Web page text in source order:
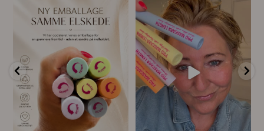
🌿 Ny emballage – samme
mascara, du elsker 💗
...
11
For første gang har vi samlet
alle fire Pro...
12